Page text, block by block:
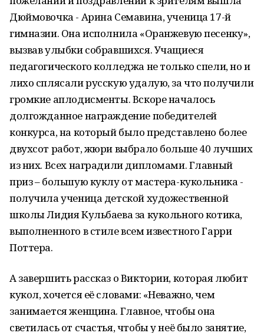
Дюймовочка - Арина Семавина, ученица 17-й
гимназии. Она исполнила «Оранжевую песенку»,
вызвав улыбки собравшихся. Учащиеся
педагогического колледжа не только спели, но и
лихо сплясали русскую удалую, за что получили
громкие аплодисменты. Вскоре началось
долгожданное награждение победителей
конкурса, на который было представлено более
двухсот работ, жюри выбрало больше 40 лучших
из них. Всех наградили дипломами. Главный
приз – большую куклу от мастера-кукольника -
получила ученица детской художественной
школы Лидия Кульбаева за кукольного котика,
выполненного в стиле всем известного Гарри
Поттера.
А завершить рассказ о Виктории, которая любит
кукол, хочется её словами: «Неважно, чем
занимается женщина. Главное, чтобы она
светилась от счастья, чтобы у неё было занятие,